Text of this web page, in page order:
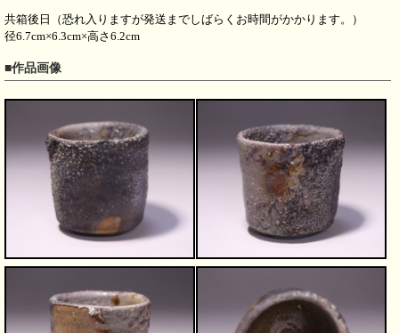
共箱後日（恐れ入りますが発送までしばらくお時間がかかります。）
径6.7cm×6.3cm×高さ6.2cm
■作品画像